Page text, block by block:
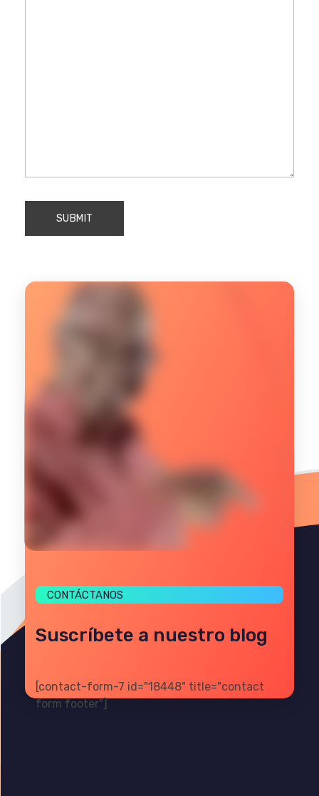
CONTÁCTANOS
Suscríbete a nuestro blog
[contact-form-7 id="18448" title="contact
form footer"]